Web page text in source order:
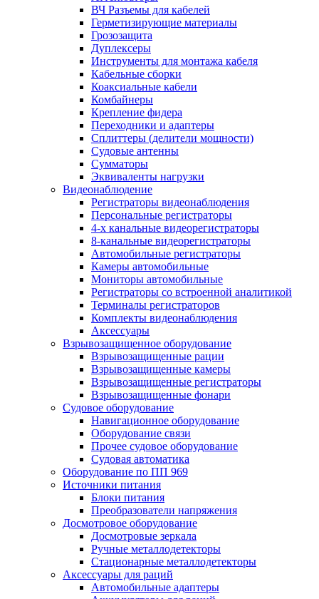
ВЧ Разъемы для кабелей
Герметизирующие материалы
Грозозащита
Дуплексеры
Инструменты для монтажа кабеля
Кабельные сборки
Коаксиальные кабели
Комбайнеры
Крепление фидера
Переходники и адаптеры
Сплиттеры (делители мощности)
Судовые антенны
Сумматоры
Эквиваленты нагрузки
Видеонаблюдение
Регистраторы видеонаблюдения
Персональные регистраторы
4-х канальные видеорегистраторы
8-канальные видеорегистраторы
Автомобильные регистраторы
Камеры автомобильные
Мониторы автомобильные
Регистраторы со встроенной аналитикой
Терминалы регистраторов
Комплекты видеонаблюдения
Аксессуары
Взрывозащищенное оборудование
Взрывозащищенные рации
Взрывозащищенные камеры
Взрывозащищенные регистраторы
Взрывозащищенные фонари
Судовое оборудование
Навигационное оборудование
Оборудование связи
Прочее судовое оборудование
Судовая автоматика
Оборудование по ПП 969
Источники питания
Блоки питания
Преобразователи напряжения
Досмотровое оборудование
Досмотровые зеркала
Ручные металлодетекторы
Стационарные металлодетекторы
Аксессуары для раций
Автомобильные адаптеры